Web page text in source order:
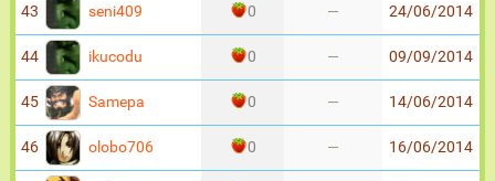
43 seni409 0 — 24/06/2014
44 ikucodu 0 — 09/09/2014
45 Samepa 0 — 14/06/2014
46 olobo706 0 — 16/06/2014